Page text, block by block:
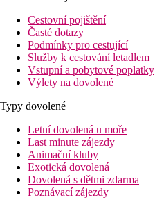
Cestovní pojištění
Časté dotazy
Podmínky pro cestující
Služby k cestování letadlem
Vstupní a pobytové poplatky
Výlety na dovolené
Typy dovolené
Letní dovolená u moře
Last minute zájezdy
Animační kluby
Exotická dovolená
Dovolená s dětmi zdarma
Poznávací zájezdy